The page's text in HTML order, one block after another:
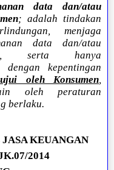
data dan/atau
; adalah tindakan
menjaga
data dan/atau
serta hanya
dengan kepentingan
oleh Konsumen,
oleh peraturan
berlaku.
KEUANGAN
2014